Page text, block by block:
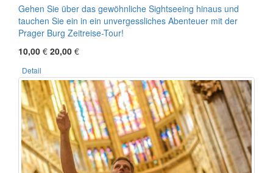
Gehen Sie über das gewöhnliche Sightseeing hinaus und
tauchen Sie ein in ein unvergessliches Abenteuer mit der
Prager Burg Zeitreise-Tour!
10,00 € 20,00 €
Detail